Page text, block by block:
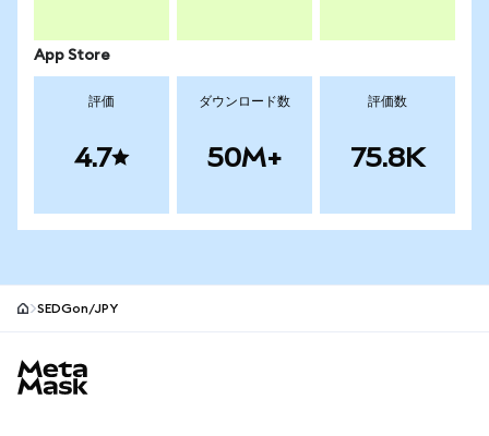
App Store
評価
4.7
ダウンロード数
50M+
評価数
75.8K
SEDGon/JPY